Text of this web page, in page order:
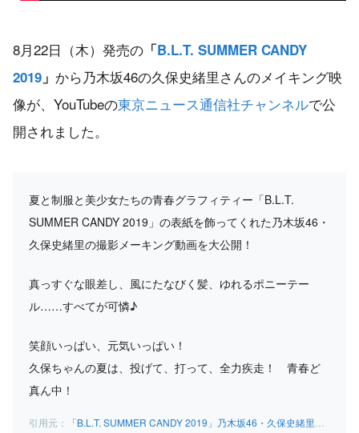
8月22日（木）発売の 「B.L.T. SUMMER CANDY
2019 」 から乃木坂46の久保史緒里さんのメイキング映
像が、YouTubeの東京ニュース通信社チャンネルで公
開されました。
夏と制服と美少女たちの青春グラフィティー「B.L.T.
SUMMER CANDY 2019」の表紙を飾ってくれた乃木坂46・
久保史緒里の撮影メーキング動画を大公開！
真っすぐな眼差し、風にたなびく髪、ゆれるポニーテー
ル……すべてが可憐♪
笑顔いっぱい、元気いっぱい！
久保ちゃんの夏は、投げて、打って、全力疾走！ 青春ど
真ん中！
「B.L.T. SUMMER CANDY 2019」乃木坂46・久保史緒里の青春MOVIE~2019・夏~ | B.L.T.web